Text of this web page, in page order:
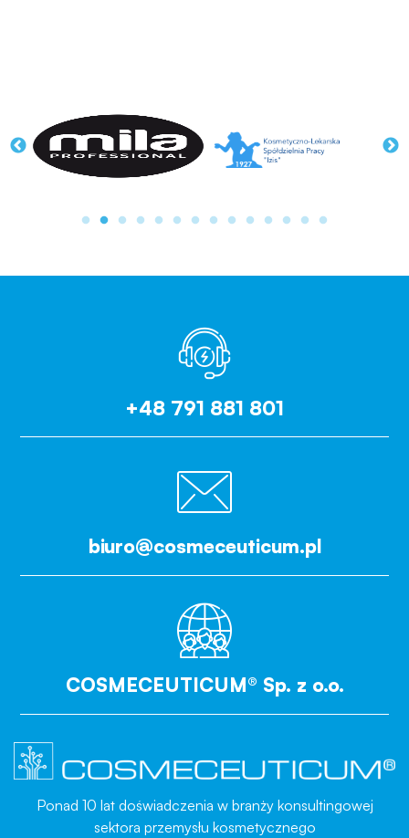
+48 791 881 801
biuro@cosmeceuticum.pl
COSMECEUTICUM® Sp. z o.o.
Ponad 10 lat doświadczenia w branży konsultingowej
sektora przemysłu kosmetycznego